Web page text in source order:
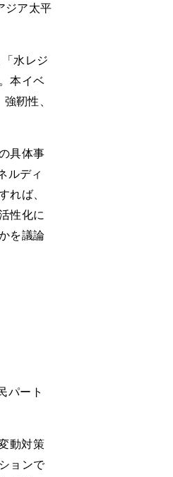
ジア太平
水レジ
本イベ
靭性、
具体事
ルディ
れば、
性化に
を議論
パート
動対策
ョンで